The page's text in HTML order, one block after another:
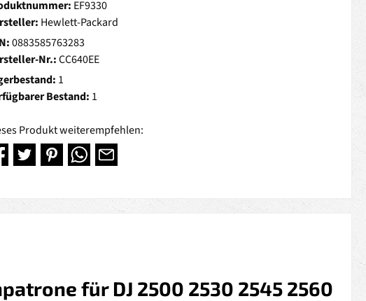
EF9330
Hewlett-Packard
0883585763283
Nr.:CC640EE
1
Bestand: 1
Produkt weiterempfehlen:
für DJ 2500 2530 2545 2560